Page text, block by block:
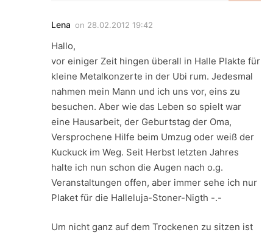
Lena on 28.02.2012 19:42
Hallo,
vor einiger Zeit hingen überall in Halle Plakte für
kleine Metalkonzerte in der Ubi rum. Jedesmal
nahmen mein Mann und ich uns vor, eins zu
besuchen. Aber wie das Leben so spielt war
eine Hausarbeit, der Geburtstag der Oma,
Versprochene Hilfe beim Umzug oder weiß der
Kuckuck im Weg. Seit Herbst letzten Jahres
halte ich nun schon die Augen nach o.g.
Veranstaltungen offen, aber immer sehe ich nur
Plaket für die Halleluja-Stoner-Nigth -.-
Um nicht ganz auf dem Trockenen zu sitzen ist